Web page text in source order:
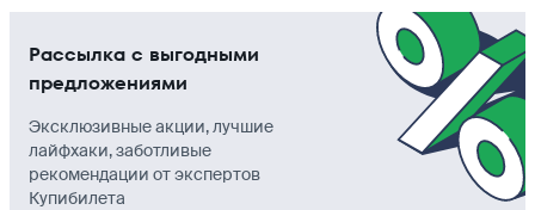
Рассылка с выгодными
предложениями
Эксклюзивные акции, лучшие
лайфхаки, заботливые
рекомендации от экспертов
Купибилета